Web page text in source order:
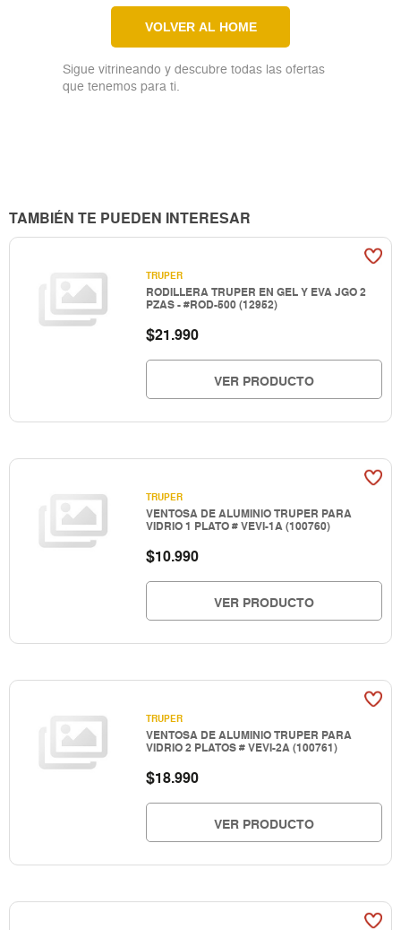
VOLVER AL HOME
Sigue vitrineando y descubre todas las ofertas
que tenemos para ti.
TAMBIÉN TE PUEDEN INTERESAR
TRUPER
RODILLERA TRUPER EN GEL Y EVA JGO 2
PZAS - #ROD-500 (12952)
$21.990
VER PRODUCTO
TRUPER
VENTOSA DE ALUMINIO TRUPER PARA
VIDRIO 1 PLATO # VEVI-1A (100760)
$10.990
VER PRODUCTO
TRUPER
VENTOSA DE ALUMINIO TRUPER PARA
VIDRIO 2 PLATOS # VEVI-2A (100761)
$18.990
VER PRODUCTO